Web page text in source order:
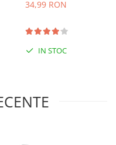
34,99 RON
IN STOC